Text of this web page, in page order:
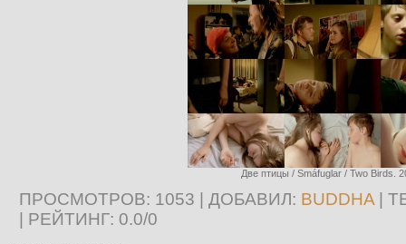
Две птицы / Smáfuglar / Two Birds.
ПРОСМОТРОВ: 1053 | ДОБАВИЛ: BUDDHA
РЕЙТИНГ: 0.0/0